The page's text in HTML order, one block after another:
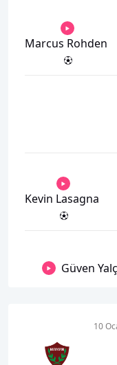
Marcus Rohden
Kevin Lasagna
Güven
10